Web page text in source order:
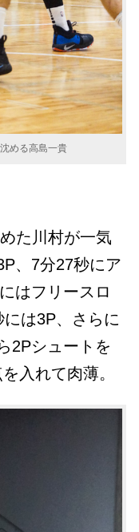
める高島一貴
た川村が一気
、7分27秒にア
はフリースロ
は3P、さらに
2Pシュートを
入れて肉薄。